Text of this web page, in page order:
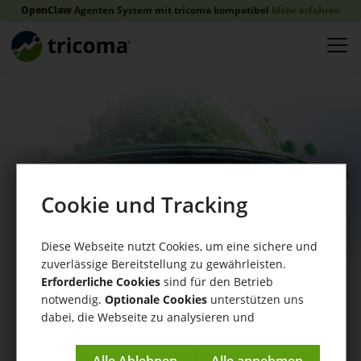
OpenClawAgenten System mit tricoma kompatibel Mehr erfahren
Cookie und Tracking
Diese Webseite nutzt Cookies, um eine sichere und
zuverlässige Bereitstellung zu gewährleisten.
Erforderliche Cookies sind für den Betrieb
notwendig. Optionale Cookies unterstützen uns
dabei, die Webseite zu analysieren und